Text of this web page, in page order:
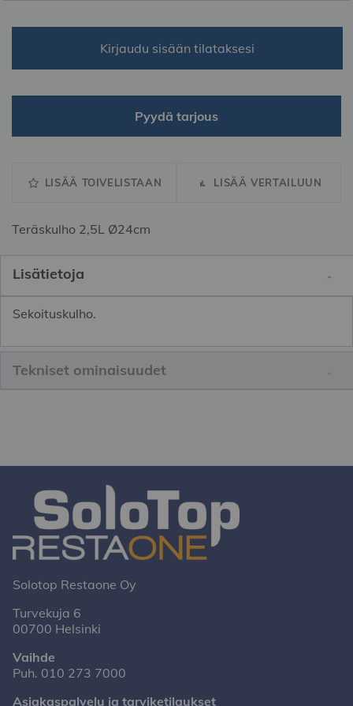
Kirjaudu sisään tilataksesi
Pyydä tarjous
LISÄÄ TOIVELISTAAN LISÄÄ VERTAILUUN
Teräskulho 2,5L Ø24cm
Lisätietoja
Sekoituskulho.
Tekniset ominaisuudet
Solotop Restaone Oy
Turvekuja 6
00700 Helsinki
Vaihde
Puh. 010 273 7000
Asiakaspalvelu ja tarviketilaukset